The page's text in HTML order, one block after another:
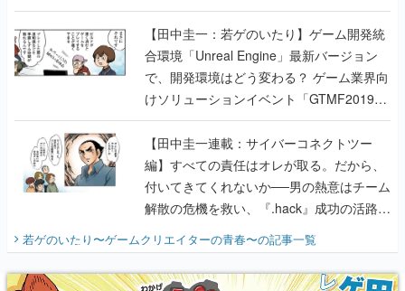
のいたり】
【田中圭一：若ゲのいたり】ゲーム開発統
合環境「Unreal Engine」最新バージョン
で、開発環境はどう変わる？ ゲーム業界向
けソリューションイベント「GTMF2019」
に行って、より理解を深めよう【PR】
【田中圭一連載：サイバーコネクトツー
編】すべての責任はオレが取る。だから、
付いてきてくれないか──男の熱意はチーム
解散の危機を救い、『.hack』成功の活路を
『少年ジャンプ』色だった【若ゲのいた
り】
若ゲのいたり〜ゲームクリエイターの青春〜の記事一覧